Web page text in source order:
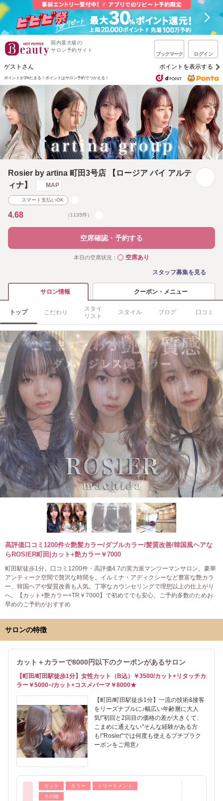
国内最大級の
サロン予約サイト
ブックマーク ログイン
ゲストさん ポイントを表示する
ポイントが1%たまる！ ポイントはサロン予約でつかえる！
Rosier by artina 町田3号店 【ロージア バイ アルテ
ィナ】
MAP
スマート支払いOK
4.68 （1135件）
空席確認・予約する
本日の空席状況： ◯空席あり
スタッフ募集を見る
サロン情報 クーポン・メニュー
トップ こだわり
スタイ
リスト
スタイル ブログ 口コミ
高評価口コミ1200件☆艶髪カラー/ダブルカラー/髪質改善/韓国風ヘアな
らROSIER町田|カット+艶カラー￥7000
町田駅徒歩1分。口コミ1200件・高評価4.7の実力派マンツーマンサロン。豪華
アンティーク空間で贅沢な時間を。イルミナ・アディクシーなど豊富な艶カラ
ー、韓国ヘアや髪質改善も人気。丁寧なカウンセリングで理想以上の仕上がり
へ。【カット+艶カラー+TR￥7000】で初めてでも安心。ご予約多数のためお
早めのご予約がおすすめ
サロンの特徴
カット＋カラーで8000円以下のクーポンがあるサロン
【町田/町田駅徒歩1分】女性カット（B込）￥3500/カット+リタッチカ
ラー￥5000~/カット+コスメパーマ￥8000★
【町田/町田駅徒歩1分】一流の技術&接客
をリーズナブルに♪幅広い年齢層に大人
気!"初回と2回目の価格の差が大きくて、
こまめに通えない"そんな経験がある方
も!"Rosier"では何度も使えるプチプラク
ーポンをご用意♪
カット カラー
トリートメント
その他